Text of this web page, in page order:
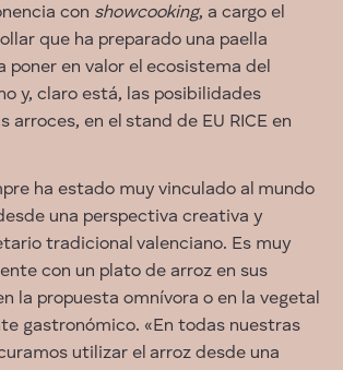
con showcooking, a cargo el
que ha preparado una paella
poner en valor el ecosistema del
y, claro está, las posibilidades
arroces, en el stand de EU RICE en
ha estado muy vinculado al mundo
una perspectiva creativa y
tradicional valenciano. Es muy
con un plato de arroz en sus
la propuesta omnívora o en la vegetal
gastronómico. «En todas nuestras
utilizar el arroz desde una